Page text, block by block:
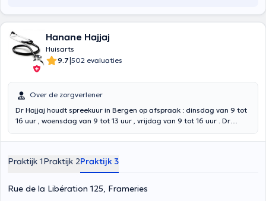
Hanane Hajjaj
Huisarts
9.7|502 evaluaties
Over de zorgverlener
Dr Hajjaj houdt spreekuur in Bergen op afspraak : dinsdag van 9 tot
16 uur , woensdag van 9 tot 13 uur , vrijdag van 9 tot 16 uur . Dr
tot 17u , donderdag van 10u tot 13u . DANK U VOOR HET
EEN AFSPRAAK MAAKT. Dokter Hajjaj, afgestudeerd aan de
Université catholique de Louvain, behaalde in 2013 een aanvullende
master in de algemene geneeskunde. Zij ontvangt u in haar kabinet
voor een consultatie van algemene geneeskunde zonder
Praktijk 1Praktijk 2Praktijk 3
Rue de la Libération 125, Frameries